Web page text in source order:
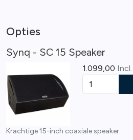
Opties
Synq - SC 15 Speaker
1.099,00
Krachtige 15-inch coaxiale speaker.